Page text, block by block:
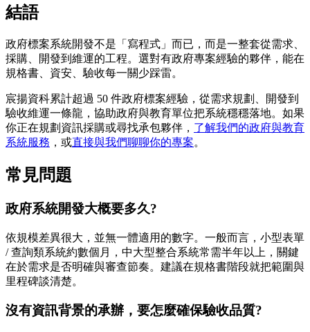
結語
政府標案系統開發不是「寫程式」而已，而是一整套從需求、
採購、開發到維運的工程。選對有政府專案經驗的夥伴，能在
規格書、資安、驗收每一關少踩雷。
宸揚資科累計超過 50 件政府標案經驗，從需求規劃、開發到
驗收維運一條龍，協助政府與教育單位把系統穩穩落地。如果
你正在規劃資訊採購或尋找承包夥伴， 了解我們的政府與教育
系統服務 ，或直接與我們聊聊你的專案。
常見問題
政府系統開發大概要多久?
依規模差異很大，並無一體適用的數字。一般而言，小型表單
/ 查詢類系統約數個月，中大型整合系統常需半年以上，關鍵
在於需求是否明確與審查節奏。建議在規格書階段就把範圍與
里程碑談清楚。
沒有資訊背景的承辦，要怎麼確保驗收品質?